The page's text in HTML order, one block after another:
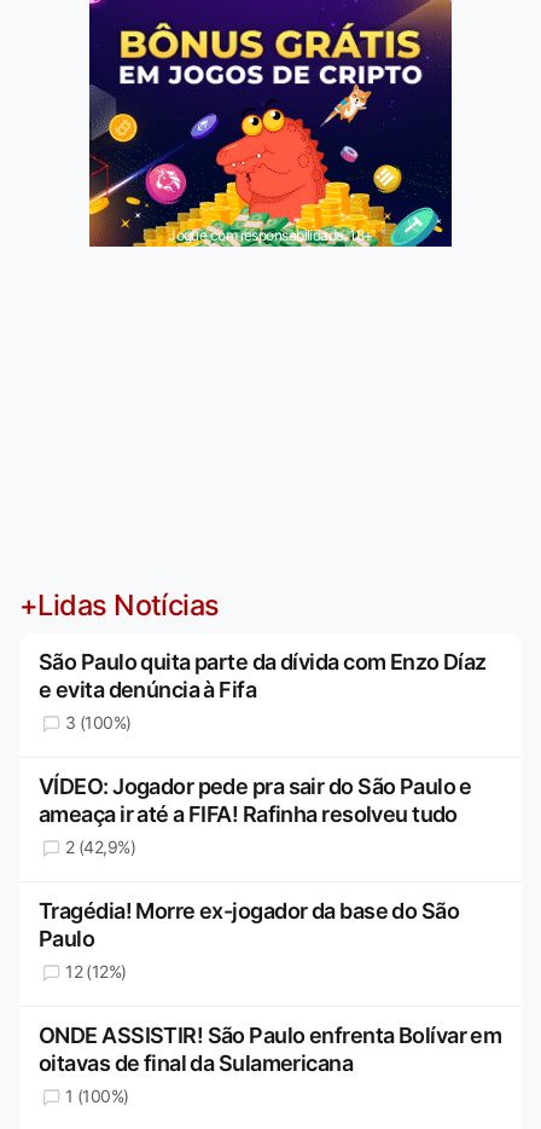
Jogue com responsabilidade. 18+
+Lidas Notícias
São Paulo quita parte da dívida com Enzo Díaz
e evita denúncia à Fifa
3 (100%)
VÍDEO: Jogador pede pra sair do São Paulo e
ameaça ir até a FIFA! Rafinha resolveu tudo
2 (42,9%)
Tragédia! Morre ex-jogador da base do São
Paulo
12 (12%)
ONDE ASSISTIR! São Paulo enfrenta Bolívar em
oitavas de final da Sulamericana
1 (100%)